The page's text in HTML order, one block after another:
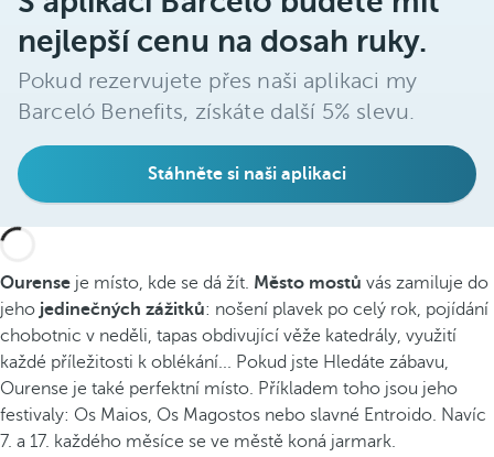
nejlepší cenu na dosah ruky.
Pokud rezervujete přes naši aplikaci my
Barceló Benefits, získáte další 5% slevu.
Stáhněte si naši aplikaci
Ourense je místo, kde se dá žít. Město mostů vás zamiluje do
jeho jedinečných zážitků: nošení plavek po celý rok, pojídání
chobotnic v neděli, tapas obdivující věže katedrály, využití
každé příležitosti k oblékání... Pokud jste Hledáte zábavu,
Ourense je také perfektní místo. Příkladem toho jsou jeho
festivaly: Os Maios, Os Magostos nebo slavné Entroido. Navíc
7. a 17. každého měsíce se ve městě koná jarmark.